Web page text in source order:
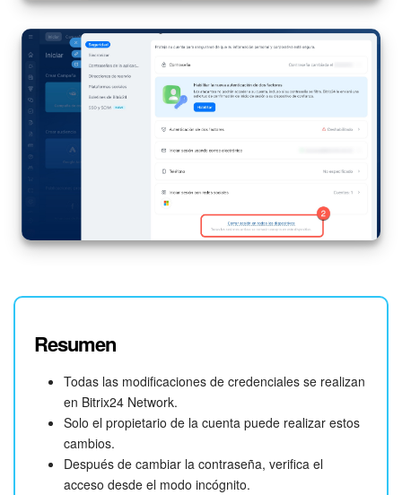
Resumen
Todas las modificaciones de credenciales se realizan
en Bitrix24 Network.
Solo el propietario de la cuenta puede realizar estos
cambios.
Después de cambiar la contraseña, verifica el
acceso desde el modo incógnito.